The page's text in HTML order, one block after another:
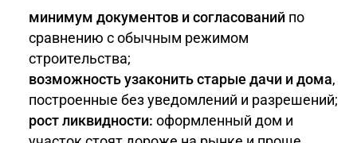
минимум документов и согласований по
сравнению с обычным режимом
строительства;
возможность узаконить старые дачи и дома,
построенные без уведомлений и разрешений;
рост ликвидности: оформленный дом и